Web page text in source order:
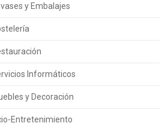
y Embalajes
Informáticos
y Decoración
Entretenimiento